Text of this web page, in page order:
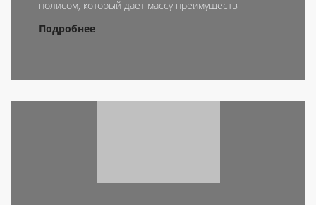
полисом, который дает массу преимуществ
Подробнее